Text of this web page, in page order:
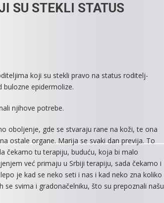
SU STEKLI STATUS
koji su stekli pravo na status roditelj-
epidermolize.
njihove potrebe.
oboljenje, gde se stvaraju rane na koži, te ona
ostale organe. Marija se svaki dan previja. To
čekamo tu terapiju, buduću, koja bi malo
već primaju u Srbiji terapiju, sada čekamo i
je kad se neko seti i nas i kad neko zna koliko
svima i gradonačelniku, što su prepoznali našu